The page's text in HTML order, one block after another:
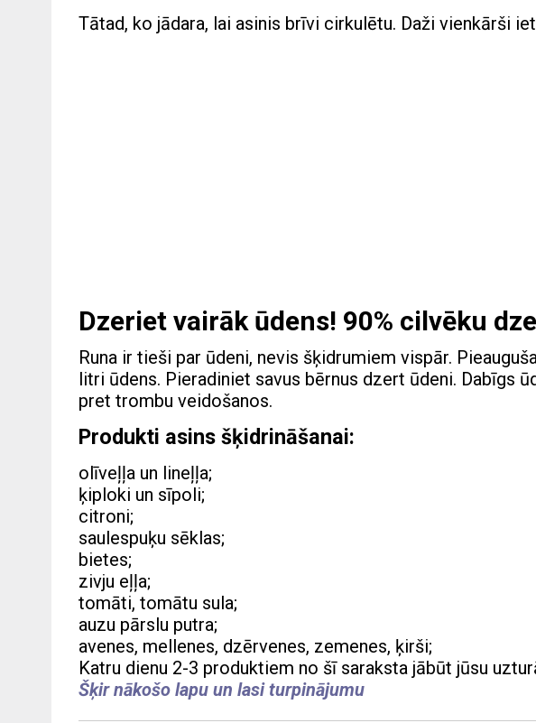
Tātad, ko jādara, lai asinis brīvi cirkulētu. Daži vienkārši
Dzeriet vairāk ūdens! 90% cilvēku
Runa ir tieši par ūdeni, nevis šķidrumiem vispār.
litri ūdens. Pieradiniet savus bērnus dzert ūdeni. Dabīgs
pret trombu veidošanos.
Produkti asins šķidrināšanai:
olīveļļa un lineļļa;
ķiploki un sīpoli;
citroni;
saulespuķu sēklas;
bietes;
zivju eļļa;
tomāti, tomātu sula;
auzu pārslu putra;
avenes, mellenes, dzērvenes, zemenes, ķirši;
Katru dienu 2-3 produktiem no šī saraksta jābūt jūsu
Šķir nākošo lapu un lasi turpinājumu